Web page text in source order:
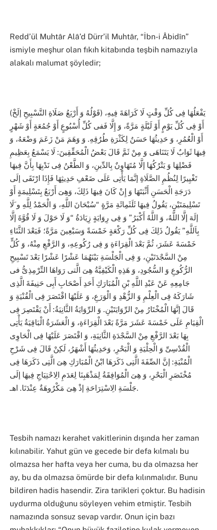
Redd’ül Muhtâr Alâ’d Dürr’il Muhtâr, “İbn-i Âbidîn”
ismiyle meşhur olan fıkıh kitabında teşbih namazıyla
alakalı malumat şöyledir;
(قَوْلُهُ وَ أَرْبَعُ صَلَاةِ التَّسْبِيحِ إلَخْ) يَفْعَلُهَا فِى كُلِّ وَقْتٍ لَا كَرَاهَةَ فِيهِ،
أَوْ فِى كُلِّ يَوْمٍ أَوْ لَيْلَةٍ مَرَّةً، وَ إِلَّا فَفى كُلِّ أُسْبُوعٍ أَوْ جُمُعَةٍ أَوْ شَهْرٍ
أَوْ الْعُمُرِ، وَ حَدِيثُهَا حَسَنٌ لِكَثْرَةِ طُرُقِهِ. وَ وَهَمَ مَنْ زَعَمَ وَضْعَهُ، وَ
فِيهَا ثَوَابٌ لَا يَتَنَاهَى وَ مِنْ ثَمَّ قَالَ بَعْضُ الْمُحَقِّقِينَ: لَا يَسْمَعُ بِعَظِيمِ
فَضْلِهَا وَ يَتْرُكُهَا إلَّا مُتَهَاوِنٌ بِالدِّينِ، وَ الطَّعْنُ فِى نَدْبِهَا بِأَنَّ فِيهَا
تَغْيِيرًا لِنُظُمِ الصَّلَاةِ إنَّمَا يَأْتِى عَلَى ضَعْفِ حَدِيثِهَا فَإِذَا ارْتَقَى إلَى
دَرَجَةِ الْحَسَنِ أَثْبَتَهَا وَ إِنْ كَانَ فِيهَا ذَلِكَ، وَهِىَ أَرْبَعٌ بِتَسْلِيمَةٍ أَوْ
تَسْلِيمَتَيْنِ، يَقُولُ فِيهَا ثَلَثَمِائَةِ مَرَّةٍ “سُبْحَانَ اللَّهِ، وَ الْحَمْدُ لِلَّهِ و َلَا
إلَهَ إلَّا اللَّهُ، وَ اللَّهُ أَكْبَرُ” وَ فِى رِوَايَةٍ زِيَادَةُ “وَ لَا حَوْلَ وَ لَا قُوَّةَ إلَّا
بِاَللَّهِ” يَقُولُ ذَلِكَ فِى كُلِّ رَكْعَةٍ خَمْسَةً وَسَبْعِينَ مَرَّةً؛ فَبَعْدَ الثَّنَاءِ
خَمْسَةَ عَشَرَ، ثُمَّ بَعْدَ الْقِرَاءَةِ وَ فِى رُكُوعِهِ، وَ الرَّفْعِ مِنْهُ، وَ كُلٍّ
مِنْ السَّجْدَتَيْنِ، وَ فِى الْجَلْسَةِ بَيْنَهُمَا عَشْرًا عَشْرًا بَعْدَ تَسْبِيحِ
الرُّكُوعِ وَ السُّجُودِ، وَ هَذِهِ الْكَيْفِيَّةُ هِىَ الَّتى رَوَاهَا التِّرْمِذِىُّ فى
جَامِعِهِ عَنْ عَبْدِ اللَّهِ بْنِ الْمُبَارَكِ أَحَدِ أَصْحَابِ أَبِى حَنِيفَةَ الَّذِى
شَارَكَهُ فِى الْعِلْمِ وَ الزُّهْدِ وَ الْوَرَعِ، وَ عَلَيْهَا اقْتَصَرَ فِى الْقُنْيَةِ وَ
قَالَ إنَّهَا الْمُخْتَارُ مِنْ الرِّوَايَتَيْنِ. وَ الرِّوَايَةُ الثَّانِيَةُ: أَنْ يَقْتَصِرَ فِى
الْقِيَامِ عَلَى خَمْسَةَ عَشَرَ مَرَّةً بَعْدَ الْقِرَاءَةِ، وَ الْعَشَرَةُ الْبَاقِيَةُ يَأْتِى
بِهَا بَعْدَ الرَّفْعِ مِنْ السَّجْدَةِ الثَّانِيَةِ، وَ اقْتَصَرَ عَلَيْهَا فِى الْحَاوِى
الْقُدْسِىِّ وَ الْحِلْيَةِ وَ الْبَحْرِ، وَحَدِيثُهَا أَشْهَرُ، لَكِنْ قَالَ فِى شَرْحِ
الْمُنْيَةِ: إنَّ الصِّفَةَ الَّتِى ذَكَرَهَا ابْنُ الْمُبَارَكِ هِىَ الَّتِى ذَكَرَهَا فِى
مُخْتَصَرِ الْبَحْرِ، وَ هِىَ الْمُوَافِقَةُ لِمَذْهَبِنَا لِعَدَمِ الِاحْتِيَاجِ فِيهَا إلَى
جَلْسَةِ الِاسْتِرَاحَةِ إذْ هِىَ مَكْرُوهَةٌ عِنْدَنَا. اهـ.
Tesbih namazı kerahet vakitlerinin dışında her zaman
kılınabilir. Yahut gün ve gecede bir defa kılmalı bu
olmazsa her hafta veya her cuma, bu da olmazsa her
ay, bu da olmazsa ömürde bir defa kılınmalıdır. Bunu
bildiren hadis hasendir. Zira tarikleri çoktur. Bu hadisin
uydurma olduğunu söyleyen vehim etmiştir. Tesbih
namazında sonsuz sevap vardır. Onun için bazı